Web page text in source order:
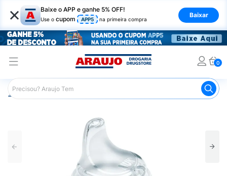
× Baixe o APP e ganhe 5% OFF!
Use o cupom APP5 na primeira compra
Baixar
0
Araujo Infantil Acessórios para Alimentação Infantil